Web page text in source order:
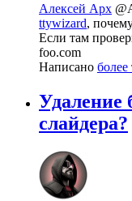
Алексей Арх
ttywizard,
Если там
foo.com
Написано более
Удаление
слайдера?